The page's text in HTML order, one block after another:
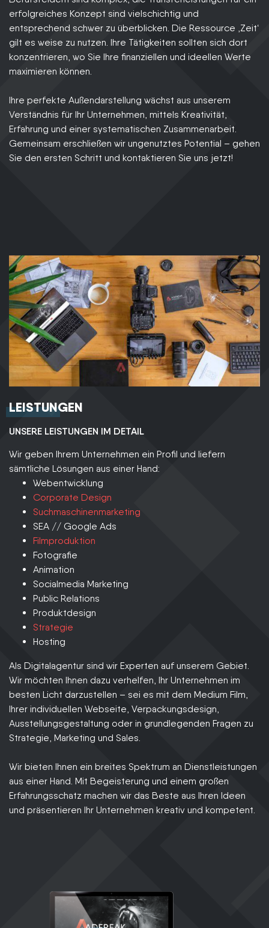
erfolgreiches Konzept sind vielschichtig und
entsprechend schwer zu überblicken. Die Ressource ‚Zeit‘
gilt es weise zu nutzen. Ihre Tätigkeiten sollten sich dort
konzentrieren, wo Sie Ihre finanziellen und ideellen Werte
maximieren können.
Ihre perfekte Außendarstellung wächst aus unserem
Verständnis für Ihr Unternehmen, mittels Kreativität,
Erfahrung und einer systematischen Zusammenarbeit.
Gemeinsam erschließen wir ungenutztes Potential – gehen
Sie den ersten Schritt und kontaktieren Sie uns jetzt!
LEISTUNGEN
UNSERE LEISTUNGEN IM DETAIL
Wir geben Ihrem Unternehmen ein Profil und liefern
sämtliche Lösungen aus einer Hand:
Webentwicklung
Corporate Design
Suchmaschinenmarketing
SEA // Google Ads
Filmproduktion
Fotografie
Animation
Socialmedia Marketing
Public Relations
Produktdesign
Strategie
Hosting
Als Digitalagentur sind wir Experten auf unserem Gebiet.
Wir möchten Ihnen dazu verhelfen, Ihr Unternehmen im
besten Licht darzustellen – sei es mit dem Medium Film,
Ihrer individuellen Webseite, Verpackungsdesign,
Ausstellungsgestaltung oder in grundlegenden Fragen zu
Strategie, Marketing und Sales.
Wir bieten Ihnen ein breites Spektrum an Dienstleistungen
aus einer Hand. Mit Begeisterung und einem großen
Erfahrungsschatz machen wir das Beste aus Ihren Ideen
und präsentieren Ihr Unternehmen kreativ und kompetent.